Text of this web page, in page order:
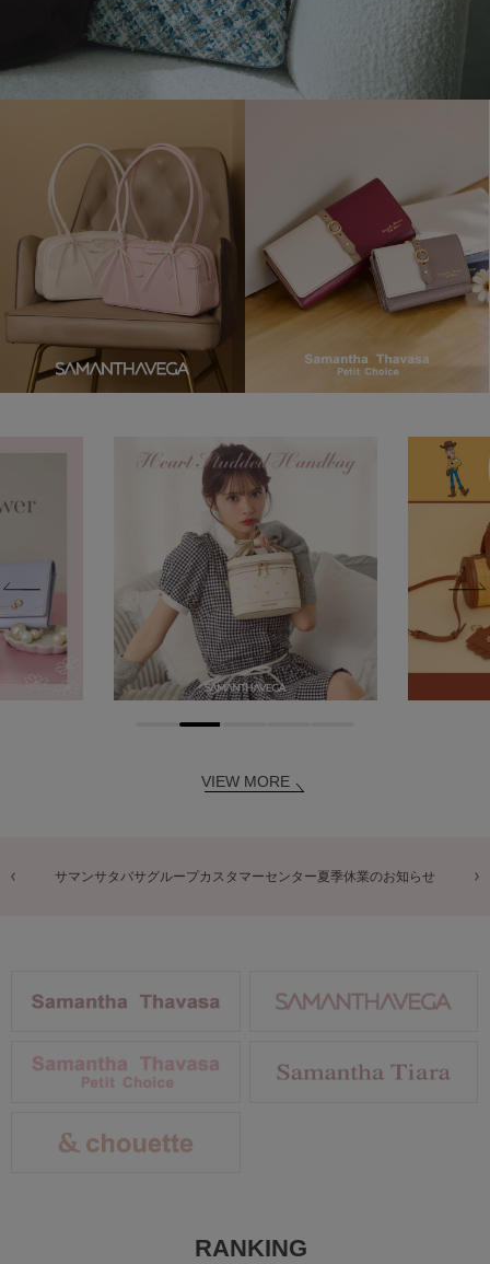
VIEW MORE
商品に関するお詫びとお知らせ
RANKING